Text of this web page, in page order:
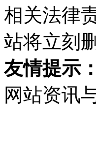
相关法律
站将立刻
友情提示：
网站资讯